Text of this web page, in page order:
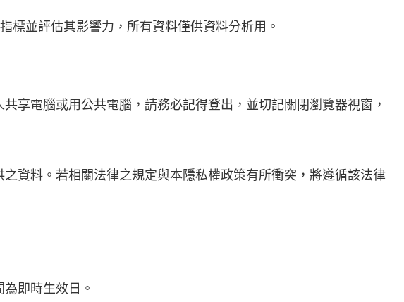
標並評估其影響力，所有資料僅供資料分析用。
享電腦或用公共電腦，請務必記得登出，並切記關閉瀏覽器視窗，
資料。若相關法律之規定與本隱私權政策有所衝突，將遵循該法律
即時生效日。